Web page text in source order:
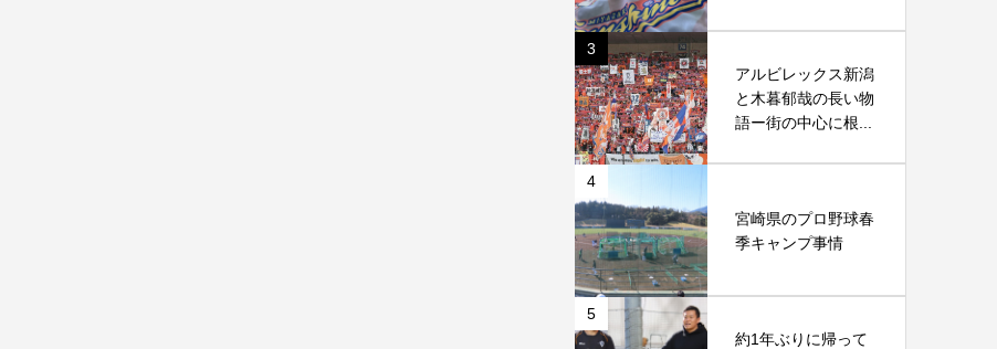
3
アルビレックス新潟
と木暮郁哉の長い物
語ー街の中心に根...
4
宮崎県のプロ野球春
季キャンプ事情
5
約1年ぶりに帰って